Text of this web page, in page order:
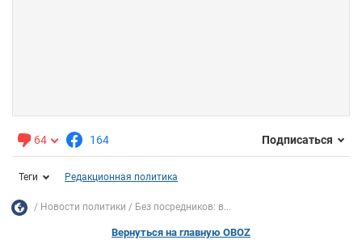
64 164 Подписаться
Теги Редакционная политика
Новости политики Без посредников: в...
Вернуться на главную OBOZ